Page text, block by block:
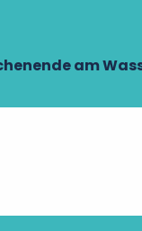
am
und